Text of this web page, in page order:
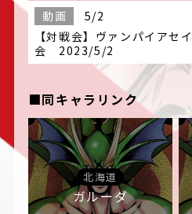
動画
5/2
【対戦会】ヴァンパイアセ
会 2023/5/2
■同キャラリンク
北海道
ガルーダ